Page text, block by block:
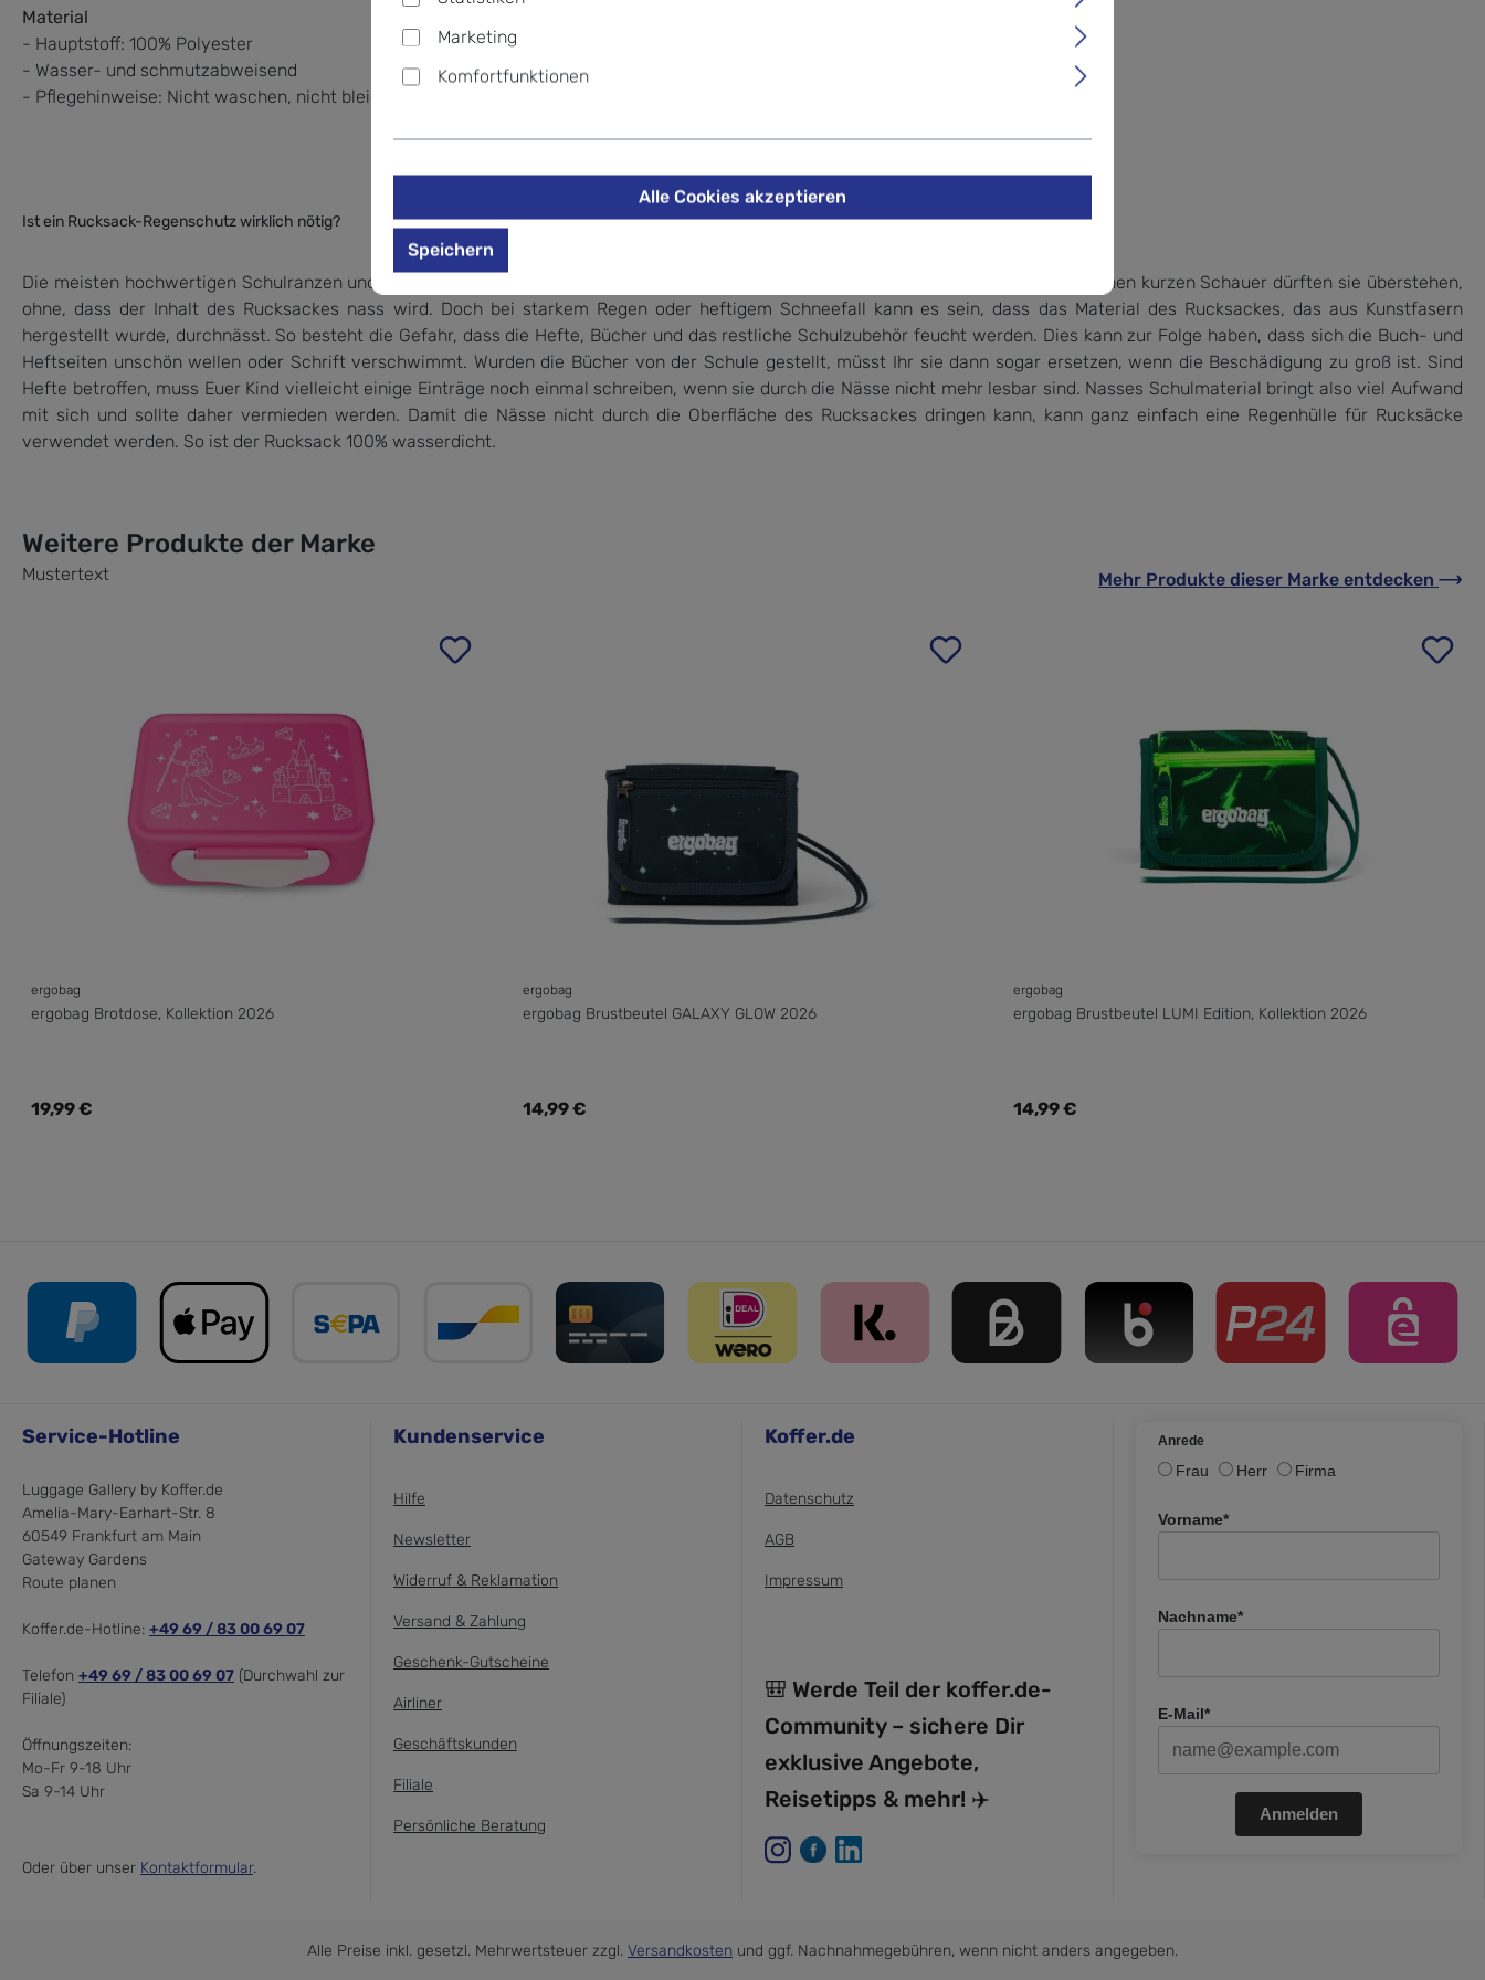
Material
- Hauptstoff: 100% Polyester
- Wasser- und schmutzabweisend
- Pflegehinweise: Nicht waschen, nicht bleichen, nicht im Trockner trocknen, nicht bügeln, nicht trockenreinigen
Ist ein Rucksack-Regenschutz wirklich nötig?
Die meisten hochwertigen Schulranzen und Schulrucksäcke sind an sich schon stark wasserabweisend. Leichten Sprühregen oder einen kurzen Schauer dürften sie überstehen,
ohne, dass der Inhalt des Rucksackes nass wird. Doch bei starkem Regen oder heftigem Schneefall kann es sein, dass das Material des Rucksackes, das aus Kunstfasern
hergestellt wurde, durchnässt. So besteht die Gefahr, dass die Hefte, Bücher und das restliche Schulzubehör feucht werden. Dies kann zur Folge haben, dass sich die Buch- und
Heftseiten unschön wellen oder Schrift verschwimmt. Wurden die Bücher von der Schule gestellt, müsst Ihr sie dann sogar ersetzen, wenn die Beschädigung zu groß ist. Sind
Hefte betroffen, muss Euer Kind vielleicht einige Einträge noch einmal schreiben, wenn sie durch die Nässe nicht mehr lesbar sind. Nasses Schulmaterial bringt also viel Aufwand
mit sich und sollte daher vermieden werden. Damit die Nässe nicht durch die Oberfläche des Rucksackes dringen kann, kann ganz einfach eine Regenhülle für Rucksäcke
verwendet werden. So ist der Rucksack 100% wasserdicht.
Weitere Produkte der Marke
Mustertext Mehr Produkte dieser Marke entdecken
ergobag
ergobag Brotdose, Kollektion 2026
Regulärer Preis:
19,99 €
ergobag
ergobag Brustbeutel GALAXY GLOW 2026
Regulärer Preis:
14,99 €
ergobag
ergobag Brustbeutel LUMI Edition, Kollektion 2026
Regulärer Preis:
14,99 €
Service-Hotline
Luggage Gallery by Koffer.de
Amelia-Mary-Earhart-Str. 8
60549 Frankfurt am Main
Gateway Gardens
Route planen
Koffer.de-Hotline: +49 69 / 83 00 69 07
Telefon +49 69 / 83 00 69 07 (Durchwahl zur
Filiale)
Öffnungszeiten:
Mo-Fr 9-18 Uhr
Sa 9-14 Uhr
Oder über unser Kontaktformular.
Kundenservice
Hilfe
Newsletter
Widerruf & Reklamation
Versand & Zahlung
Geschenk-Gutscheine
Airliner
Geschäftskunden
Filiale
Persönliche Beratung
Koffer.de
Datenschutz
AGB
Impressum
🎒 Werde Teil der koffer.de-
Community – sichere Dir
exklusive Angebote,
Reisetipps & mehr! ✈️
Anrede
Frau Herr Firma
Vorname*
Nachname*
E-Mail*
Anmelden
Alle Preise inkl. gesetzl. Mehrwertsteuer zzgl. Versandkosten und ggf. Nachnahmegebühren, wenn nicht anders angegeben.
Marketing
Komfortfunktionen
Alle Cookies akzeptieren
Speichern